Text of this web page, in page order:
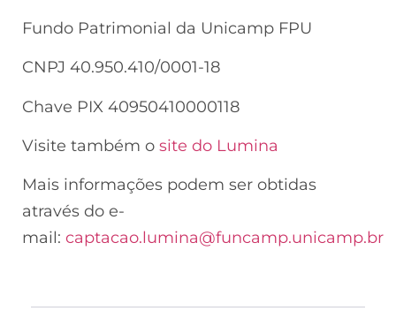
Fundo Patrimonial da Unicamp FPU
CNPJ 40.950.410/0001-18
Chave PIX 40950410000118
Visite também o site do Lumina
Mais informações podem ser obtidas
através do e-
mail: captacao.lumina@funcamp.unicamp.br